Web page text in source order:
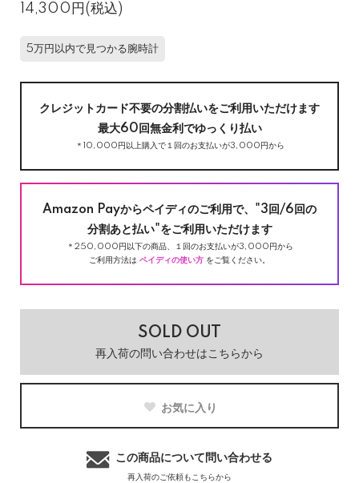
14,300円(税込)
5万円以内で見つかる腕時計
クレジットカード不要の分割払いをご利用いただけます
最大60回無金利でゆっくり払い
＊10,000円以上購入で１回のお支払いが3,000円から
Amazon Payからペイディのご利用で、"3回/6回の
分割あと払い"をご利用いただけます
＊250,000円以下の商品、１回のお支払いが3,000円から
ご利用方法は ペイディの使い方 をご覧ください。
SOLD OUT
再入荷の問い合わせはこちらから
お気に入り
この商品について問い合わせる
再入荷のご依頼もこちらから